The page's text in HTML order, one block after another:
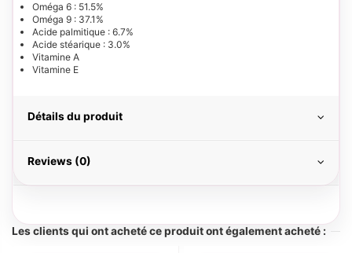
Oméga 6 : 51.5%
Oméga 9 : 37.1%
Acide palmitique : 6.7%
Acide stéarique : 3.0%
Vitamine A
Vitamine E
Détails du produit
Reviews (0)
Les clients qui ont acheté ce produit ont également acheté :